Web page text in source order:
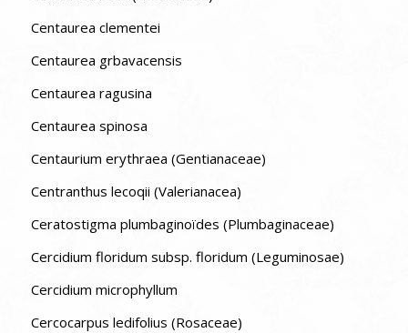
Centaurea clementei
Centaurea grbavacensis
Centaurea ragusina
Centaurea spinosa
Centaurium erythraea (Gentianaceae)
Centranthus lecoqii (Valerianacea)
Ceratostigma plumbaginoïdes (Plumbaginaceae)
Cercidium floridum subsp. floridum (Leguminosae)
Cercidium microphyllum
Cercocarpus ledifolius (Rosaceae)